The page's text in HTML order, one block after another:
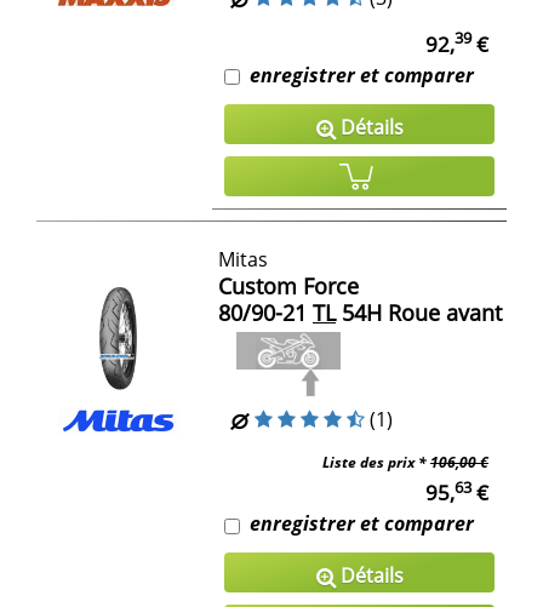
92,39€
enregistrer et comparer
Détails
Mitas
Custom Force
80/90-21 TL54H Roue avant
(1)
Liste des prix *106,00 €
95,63€
enregistrer et comparer
Détails